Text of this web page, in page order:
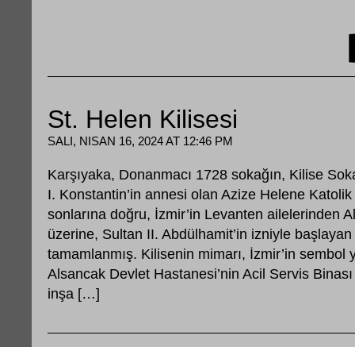
St. Helen Kilisesi
SALI, NISAN 16, 2024 AT 12:46 PM
Karşıyaka, Donanmacı 1728 sokağın, Kilise
I. Konstantin’in annesi olan Azize Helene Katolik
sonlarına doğru, İzmir’in Levanten ailelerinden
üzerine, Sultan II. Abdülhamit’in izniyle başlayan
tamamlanmış. Kilisenin mimarı, İzmir’in sembol
Alsancak Devlet Hastanesi’nin Acil Servis Binası
inşa […]